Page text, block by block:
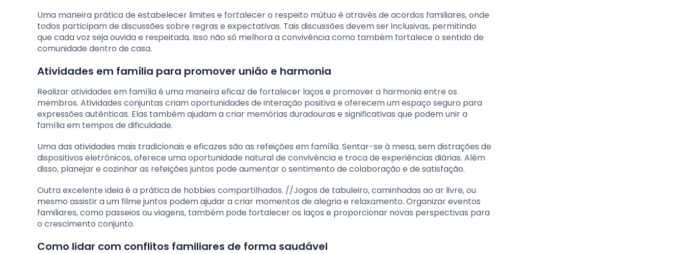
Uma maneira prática de estabelecer limites e fortalecer o respeito mútuo é através de acordos familiares, onde
todos participam de discussões sobre regras e expectativas. Tais discussões devem ser inclusivas, permitindo
que cada voz seja ouvida e respeitada. Isso não só melhora a convivência como também fortalece o sentido de
comunidade dentro de casa.
Atividades em família para promover união e harmonia
Realizar atividades em família é uma maneira eficaz de fortalecer laços e promover a harmonia entre os
membros. Atividades conjuntas criam oportunidades de interação positiva e oferecem um espaço seguro para
expressões autênticas. Elas também ajudam a criar memórias duradouras e significativas que podem unir a
família em tempos de dificuldade.
Uma das atividades mais tradicionais e eficazes são as refeições em família. Sentar-se à mesa, sem distrações de
dispositivos eletrônicos, oferece uma oportunidade natural de convivência e troca de experiências diárias. Além
disso, planejar e cozinhar as refeições juntos pode aumentar o sentimento de colaboração e de satisfação.
Outra excelente ideia é a prática de hobbies compartilhados. //Jogos de tabuleiro, caminhadas ao ar livre, ou
mesmo assistir a um filme juntos podem ajudar a criar momentos de alegria e relaxamento. Organizar eventos
familiares, como passeios ou viagens, também pode fortalecer os laços e proporcionar novas perspectivas para
o crescimento conjunto.
Como lidar com conflitos familiares de forma saudável